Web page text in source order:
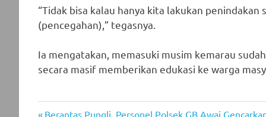
“Tidak bisa kalau hanya kita lakukan
(pencegahan),” tegasnya.
Ia mengatakan, memasuki musim kemarau
secara masif memberikan edukasi ke warga
Previous
Berantas Pungli, Personel Polsek GB Awai